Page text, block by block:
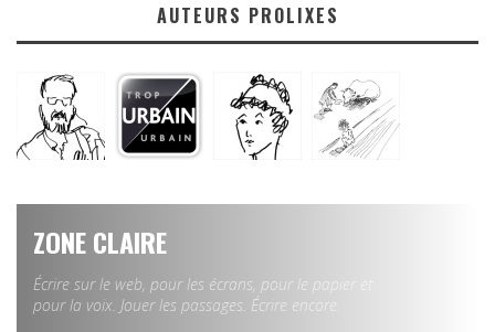
AUTEURS PROLIXES
ZONE CLAIRE
Écrire sur le web, pour les écrans, pour le papier et
pour la voix. Jouer les passages. Écrire encore.